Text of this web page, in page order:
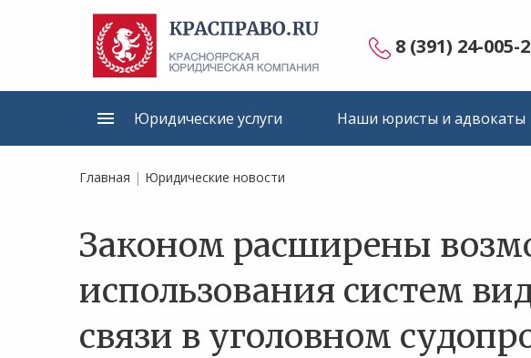
8 (391) 24-005-
Юридические услуги Наши юристы и адвокаты
Главная | Юридические новости
Законом расширены
использования систем
связи в уголовном